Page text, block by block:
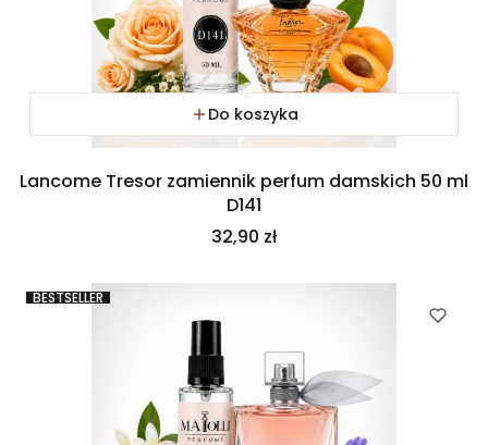
Do koszyka
Lancome Tresor zamiennik perfum damskich 50 ml
D141
Cena
32,90 zł
BESTSELLER